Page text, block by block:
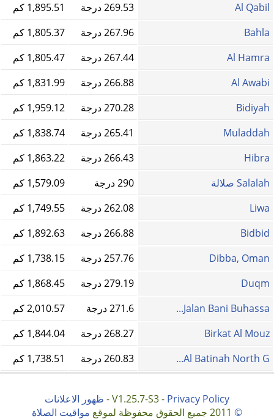
Al Qabil
269.53 درجة
1,895.51 كم
Bahla
267.96 درجة
1,805.37 كم
Al Hamra
267.44 درجة
1,805.47 كم
Al Awabi
266.88 درجة
1,831.99 كم
Bidiyah
270.28 درجة
1,959.12 كم
Muladdah
265.41 درجة
1,838.74 كم
Hibra
266.43 درجة
1,863.22 كم
Salalah صلالة
290 درجة
1,579.09 كم
Liwa
262.08 درجة
1,749.55 كم
Bidbid
266.88 درجة
1,892.63 كم
Dibba, Oman
257.76 درجة
1,738.15 كم
Duqm
279.19 درجة
1,868.45 كم
Jalan Bani Buhassa...
271.6 درجة
2,010.57 كم
Birkat Al Mouz
268.27 درجة
1,844.04 كم
Al Batinah North G...
260.83 درجة 1,738.51 كم
V1.25.7-S3 - Privacy Policy
- ظهور الاعلانات
©
مواقيت الصلاة